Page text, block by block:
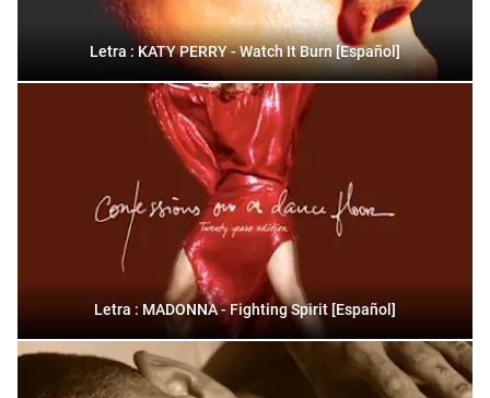
Letra : KATY PERRY - Watch It Burn [Español]
Letra : MADONNA - Fighting Spirit [Español]